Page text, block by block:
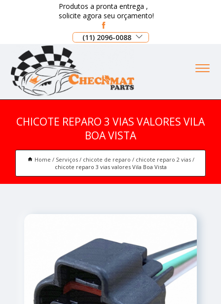
Produtos a pronta entrega ,
solicite agora seu orçamento!
(11) 2096-0088
CHICOTE REPARO 3 VIAS VALORES VILA
BOA VISTA
Home Serviços chicote de reparo
chicote reparo 2 vias
chicote reparo 3 vias valores Vila Boa Vista